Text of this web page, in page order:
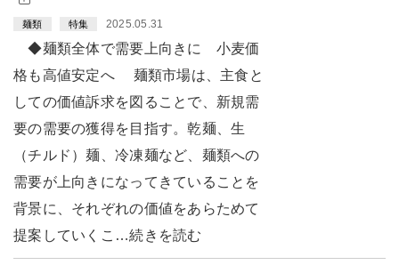
麺類 特集 2025.05.31
◆麺類全体で需要上向きに 小麦価
格も高値安定へ 麺類市場は、主食と
しての価値訴求を図ることで、新規需
要の需要の獲得を目指す。乾麺、生
（チルド）麺、冷凍麺など、麺類への
需要が上向きになってきていることを
背景に、それぞれの価値をあらためて
提案していくこ…続きを読む